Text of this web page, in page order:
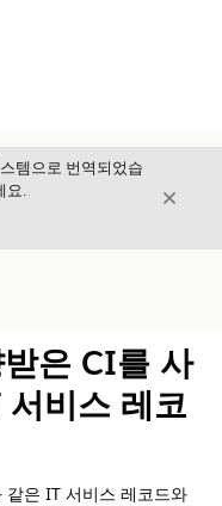
템으로 번역되었습
요.
닫기
은 CI를 사
비스 레코
은 IT 서비스 레코드와